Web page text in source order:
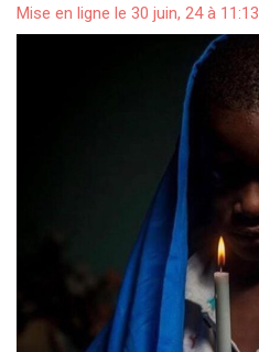
Mise en ligne le 30 juin, 24 à 11:13